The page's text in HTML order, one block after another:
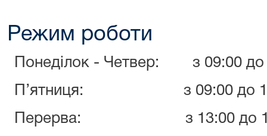
Режим роботи
Понеділок - Четвер: з 09:00 до
П’ятниця: з 09:00 до
Перерва: з 13:00 до